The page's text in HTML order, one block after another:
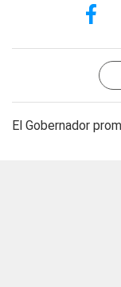
El Gobernador